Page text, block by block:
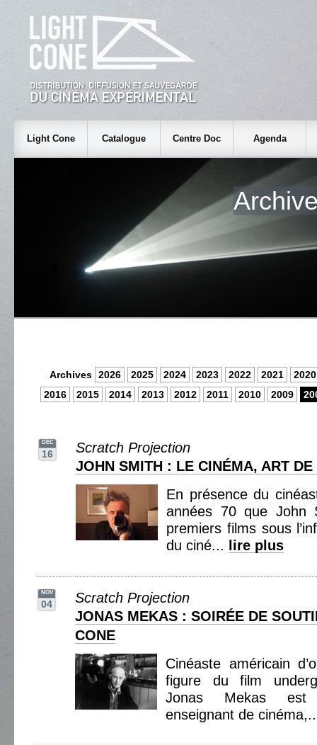
Light Cone Catalogue Centre Doc Agenda
Archives 2026 2025 2024 2023 2022 2021
2020
2016
2015 2014 2013 2012 2011 2010 2009
DEC
16
Scratch Projection
JOHN SMITH : LE CINÉMA, ART DE
En présence du
années 70 que John
premiers films sous
du ciné...
lire plus
NOV
04
Scratch Projection
JONAS MEKAS : SOIRÉE DE
CONE
Cinéaste américain
figure du film
Jonas Mekas est
enseignant de